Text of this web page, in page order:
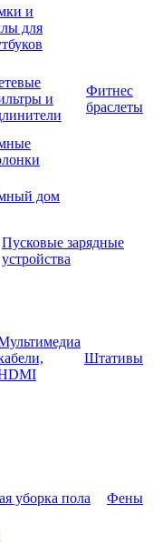
и
для
и
Фитнес
браслеты
дом
Пусковые зарядные
устройства
Штативы
уборка пола Фены